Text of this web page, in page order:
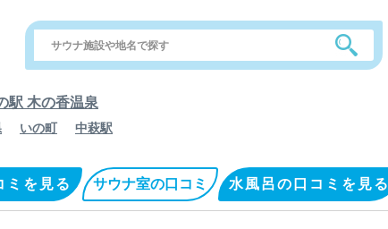
駅 木の香温泉
いの町 中萩駅
ミを見る サウナ室の口コミ 水風呂の口コミを見る